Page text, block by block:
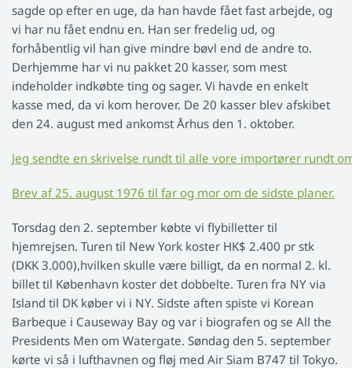
sagde op efter en uge, da han havde fået fast arbejde, og
vi har nu fået endnu en. Han ser fredelig ud, og
forhåbentlig vil han give mindre bøvl end de andre to.
Derhjemme har vi nu pakket 20 kasser, som mest
indeholder indkøbte ting og sager. Vi havde en enkelt
kasse med, da vi kom herover. De 20 kasser blev afskibet
den 24. august med ankomst Århus den 1. oktober.
Jeg sendte en skrivelse rundt til alle vore importører rundt
Brev af 25. august 1976 til far og mor om de sidste planer.
Torsdag den 2. september købte vi flybilletter til
hjemrejsen. Turen til New York koster HK$ 2.400 pr stk
(DKK 3.000),hvilken skulle være billigt, da en normal 2. kl.
billet til København koster det dobbelte. Turen fra NY via
Island til DK køber vi i NY. Sidste aften spiste vi Korean
Barbeque i Causeway Bay og var i biografen og se All the
Presidents Men om Watergate. Søndag den 5. september
kørte vi så i lufthavnen og fløj med Air Siam B747 til Tokyo.